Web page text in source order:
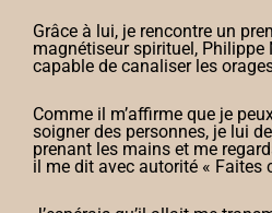
Grâce à lui, je rencontre un
magnétiseur spirituel, Philippe
capable de canaliser les
Comme il m’affirme que je
soigner des personnes, je lui
prenant les mains et me
il me dit avec autorité « Faites